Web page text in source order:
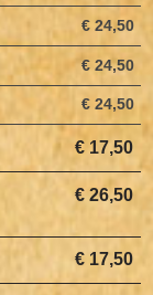
€ 24,50
€ 24,50
€ 24,50
€ 17,50
€ 26,50
€ 17,50